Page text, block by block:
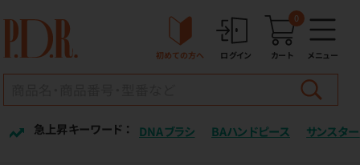
初めての方へ ログイン カート
0
メニュー
急上昇キーワード ： DNAブラシ BAハンドピース サンスター